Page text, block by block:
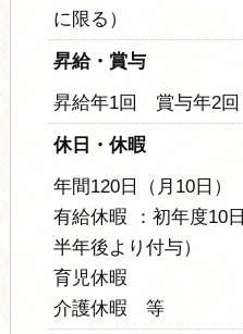
に限る）
昇給・賞与
昇給年1回 賞与年2回
休日・休暇
年間120日（月10日）
有給休暇 ：初年度10
半年後より付与）
育児休暇
介護休暇 等